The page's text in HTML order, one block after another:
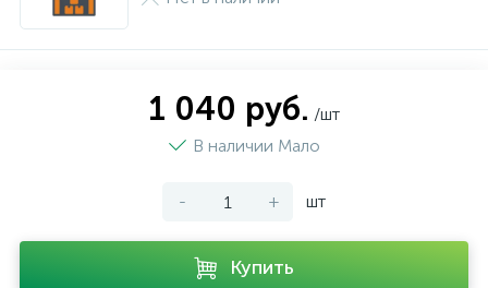
1 040 руб. /шт
В наличии Мало
- + шт
Купить